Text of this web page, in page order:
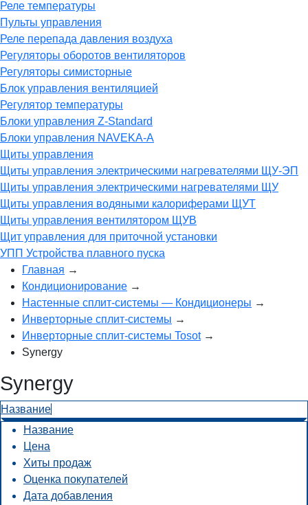
Реле температуры
Пульты управления
Реле перепада давления воздуха
Регуляторы оборотов вентиляторов
Регуляторы симисторные
Блок управления вентиляцией
Регулятор температуры
Блоки управления Z-Standard
Блоки управления NAVEKA-A
Щиты управления
Щиты управления электрическими нагревателями ЩУ-ЭП
Щиты управления электрическими нагревателями ЩУ
Щиты управления водяными калориферами ЩУТ
Щиты управления вентилятором ЩУВ
Щит управления для приточной установки
УПП Устройства плавного пуска
Главная →
Кондиционирование →
Настенные cплит-системы — Кондиционеры →
Инверторные сплит-системы →
Инверторные сплит-системы Tosot→
Synergy
Synergy
Название
Название
Цена
Хиты продаж
Оценка покупателей
Дата добавления